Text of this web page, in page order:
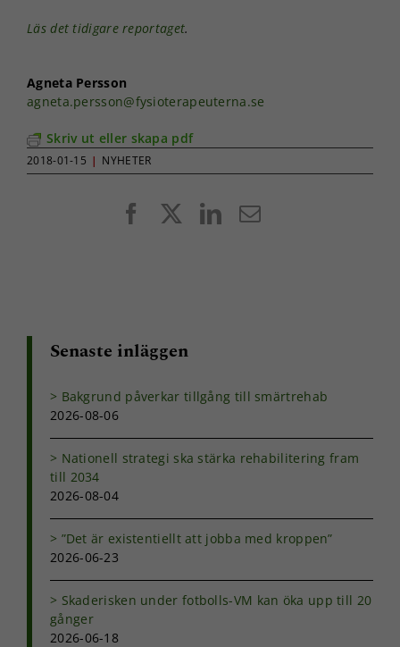
Läs det tidigare reportaget.
Agneta Persson
agneta.persson@fysioterapeuterna.se
Skriv ut eller skapa pdf
2018-01-15 | NYHETER
FacebookLinkedIn
E-
Senaste inläggen
Bakgrund påverkar tillgång till smärtrehab
2026-08-06
Nationell strategi ska stärka rehabilitering fram
till 2034
2026-08-04
”Det är existentiellt att jobba med kroppen”
2026-06-23
Skaderisken under fotbolls-VM kan öka upp till 20
gånger
2026-06-18